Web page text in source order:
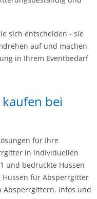
sich entscheiden - sie
auf und machen
in Ihrem Eventbedarf
bei
für Ihre
in individuellen
und bedruckte Hussen
Hussen für Absperrgitter
Absperrgittern. Infos und